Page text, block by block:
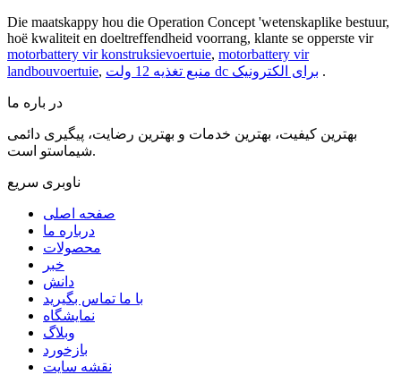
Die maatskappy hou die Operation Concept 'wetenskaplike bestuur,
hoë kwaliteit en doeltreffendheid voorrang, klante se opperste vir
motorbattery vir konstruksievoertuie, motorbattery vir
landbouvoertuie, منبع تغذیه 12 ولت dc برای الکترونیک .
در باره ما
بهترین کیفیت، بهترین خدمات و بهترین رضایت، پیگیری دائمی
شیماستو است.
ناوبری سریع
صفحه اصلی
درباره ما
محصولات
خبر
دانش
با ما تماس بگیرید
نمایشگاه
وبلاگ
بازخورد
نقشه سایت